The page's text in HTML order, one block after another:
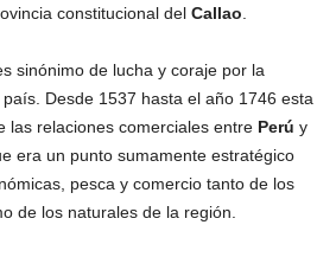
constitucional del Callao
sinónimo de lucha y coraje por la
Desde 1537 hasta el año 1746 esta
las relaciones comerciales entre Perú y
era un punto sumamente estratégico
pesca y comercio tanto de los
de los naturales de la región.